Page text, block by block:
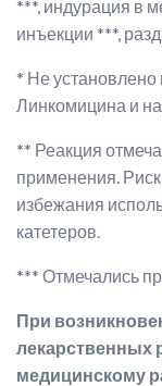
***, индурация в
инъекции ***,
* Не
Линкомицина и
** Реакция
применения.
избежания
катетеров.
*** Отмечались
При
лекарственных
медицинскому